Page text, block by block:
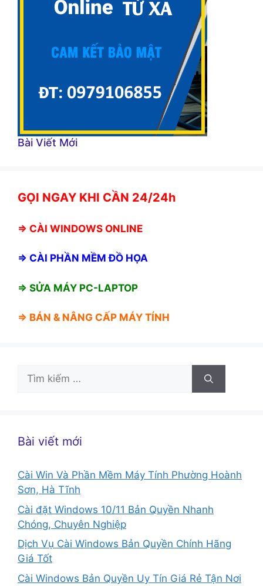
Bài Viết Mới
GỌI NGAY KHI CẦN 24/24h
⇒ CÀI WINDOWS ONLINE
⇒ CÀI PHẦN MỀM ĐỒ HỌA
⇒ SỬA MÁY PC-LAPTOP
⇒ BÁN & NÂNG CẤP MÁY TÍNH
Tìm
Bài viết mới
Cài Win Và Phần Mềm Máy Tính Phường Hoành
Sơn, Hà Tĩnh
Cài đặt Windows 10/11 Bản Quyền Nhanh
Chóng, Chuyên Nghiệp
Dịch Vụ Cài Windows Bản Quyền Chính Hãng
Giá Tốt
Cài Windows Bản Quyền Uy Tín Giá Rẻ Tận Nơi